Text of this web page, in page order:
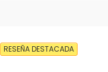
RESEÑA DESTACADA